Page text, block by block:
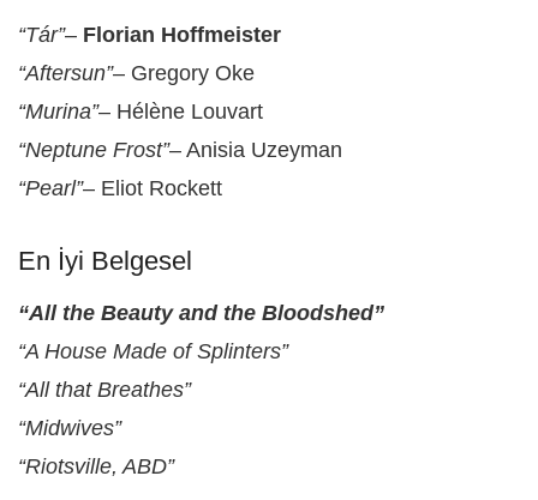
“Tár”– Florian Hoffmeister
“Aftersun”– Gregory Oke
“Murina”– Hélène Louvart
“Neptune Frost”– Anisia Uzeyman
“Pearl”– Eliot Rockett
En İyi Belgesel
“All the Beauty and the Bloodshed”
“A House Made of Splinters”
“All that Breathes”
“Midwives”
“Riotsville, ABD”